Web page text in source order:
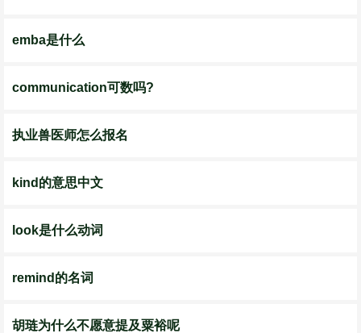
emba是什么
communication可数吗?
执业兽医师怎么报名
kind的意思中文
look是什么动词
remind的名词
胡琏为什么不愿意提及粟裕呢